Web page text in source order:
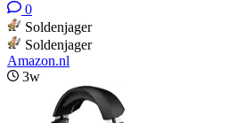
0
Soldenjager
Soldenjager
Amazon.nl
3w